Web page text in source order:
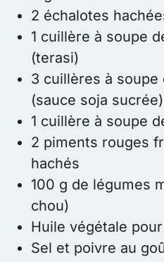
2 échalotes
1 cuillère à soupe
(terasi)
3 cuillères à soupe
(sauce soja sucrée)
1 cuillère à soupe
2 piments rouges
hachés
100 g de légumes
chou)
Huile végétale
Sel et poivre au